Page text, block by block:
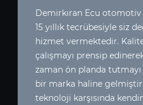
Demirkıran Ecu otomotiv
15 yıllık tecrübesiyle siz
hizmet vermektedir.
çalışmayı prensip
zaman ön planda
bir marka haline
teknoloji karşısında